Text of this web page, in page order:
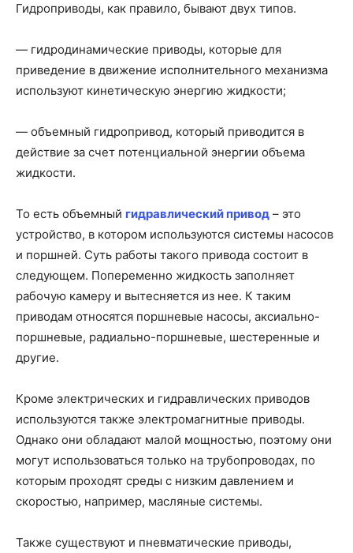
Гидроприводы, как правило, бывают двух типов.
— гидродинамические приводы, которые для
приведение в движение исполнительного механизма
используют кинетическую энергию жидкости;
— объемный гидропривод, который приводится в
действие за счет потенциальной энергии объема
жидкости.
То есть объемный гидравлический привод – это
устройство, в котором используются системы насосов
и поршней. Суть работы такого привода состоит в
следующем. Попеременно жидкость заполняет
рабочую камеру и вытесняется из нее. К таким
приводам относятся поршневые насосы, аксиально-
поршневые, радиально-поршневые, шестеренные и
другие.
Кроме электрических и гидравлических приводов
используются также электромагнитные приводы.
Однако они обладают малой мощностью, поэтому они
могут использоваться только на трубопроводах, по
которым проходят среды с низким давлением и
скоростью, например, масляные системы.
Также существуют и пневматические приводы,